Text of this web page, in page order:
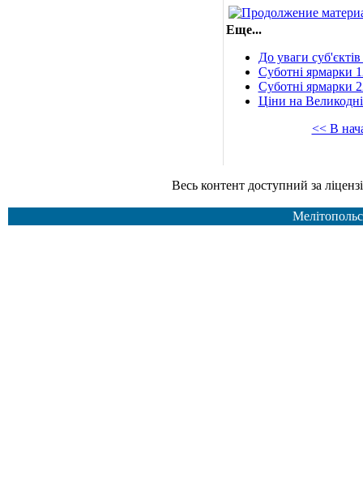
Еще...
До уваги
Суботні ярмарки
Суботні ярмарки
Ціни на
<< В
Весь контент доступний за ліцензією Creative